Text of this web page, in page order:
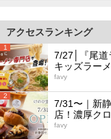
アクセスランキング
1
7/27│『尾道
キッズラー
favy
2
7/31〜｜新
店！濃厚ク
favy